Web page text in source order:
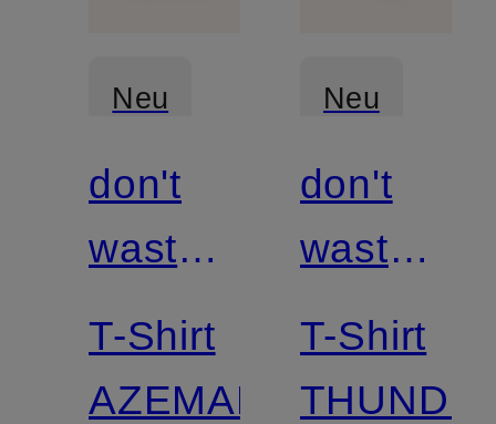
Neu
don't
waste
culture
T-Shirt
AZEMARI
Neu
don't
waste
culture
T-Shirt